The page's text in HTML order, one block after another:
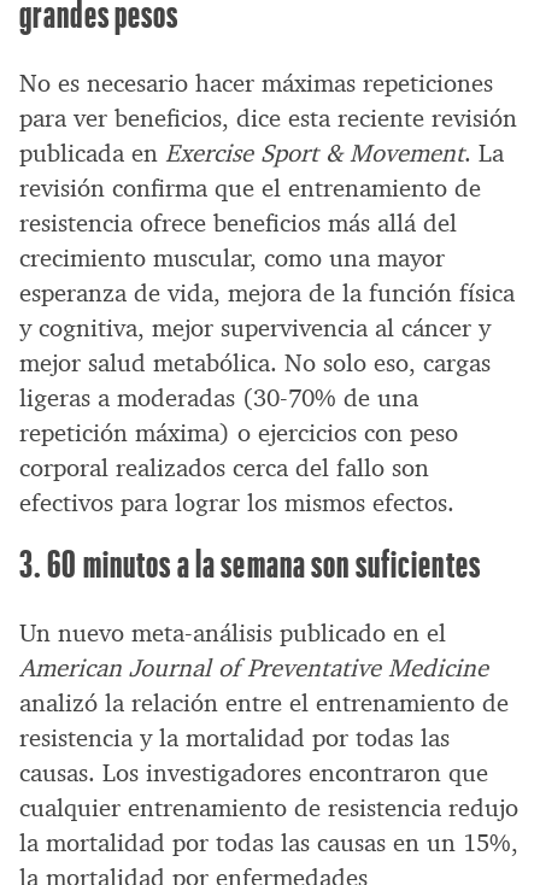
grandes pesos
No es necesario hacer máximas repeticiones
para ver beneficios, dice esta reciente revisión
publicada en Exercise Sport & Movement. La
revisión confirma que el entrenamiento de
resistencia ofrece beneficios más allá del
crecimiento muscular, como una mayor
esperanza de vida, mejora de la función física
y cognitiva, mejor supervivencia al cáncer y
mejor salud metabólica. No solo eso, cargas
ligeras a moderadas (30-70% de una
repetición máxima) o ejercicios con peso
corporal realizados cerca del fallo son
efectivos para lograr los mismos efectos.
3. 60 minutos a la semana son suficientes
Un nuevo meta-análisis publicado en el
American Journal of Preventative Medicine
analizó la relación entre el entrenamiento de
resistencia y la mortalidad por todas las
causas. Los investigadores encontraron que
cualquier entrenamiento de resistencia redujo
la mortalidad por todas las causas en un 15%,
la mortalidad por enfermedades